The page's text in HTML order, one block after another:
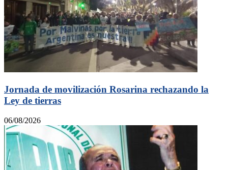
Jornada de movilización Rosarina rechazando la
Ley de tierras
06/08/2026